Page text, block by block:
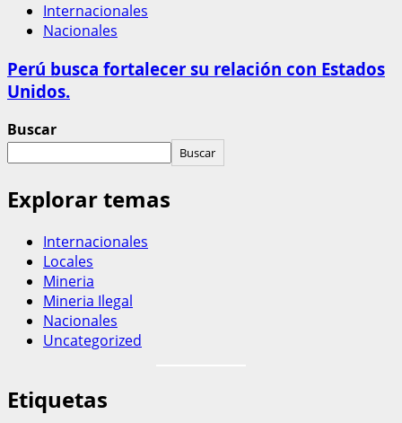
Internacionales
Nacionales
Perú busca fortalecer su relación con Estados
Unidos.
Buscar
Buscar
Explorar temas
Internacionales
Locales
Mineria
Mineria Ilegal
Nacionales
Uncategorized
Etiquetas